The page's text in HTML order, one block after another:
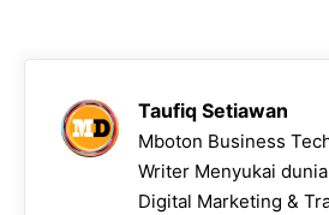
Taufiq Setiawan
Mboton Business
Writer Menyukai
Digital Marketing &